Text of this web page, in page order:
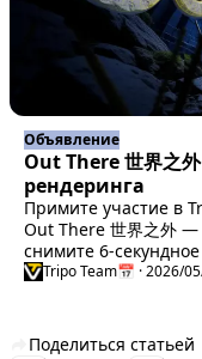
Объявление
Out There 世界之
рендеринга
Примите участие в
Out There 世界之外 —
снимите 6-
денежные призы,
Tripo Team📅 · 2026/
Поделиться статьей